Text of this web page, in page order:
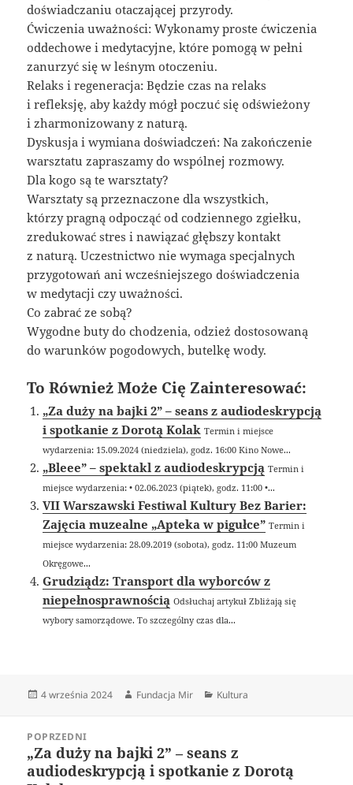
doświadczaniu otaczającej przyrody.
Ćwiczenia uważności: Wykonamy proste ćwiczenia
oddechowe i medytacyjne, które pomogą w pełni
zanurzyć się w leśnym otoczeniu.
Relaks i regeneracja: Będzie czas na relaks
i refleksję, aby każdy mógł poczuć się odświeżony
i zharmonizowany z naturą.
Dyskusja i wymiana doświadczeń: Na zakończenie
warsztatu zapraszamy do wspólnej rozmowy.
Dla kogo są te warsztaty?
Warsztaty są przeznaczone dla wszystkich,
którzy pragną odpocząć od codziennego zgiełku,
zredukować stres i nawiązać głębszy kontakt
z naturą. Uczestnictwo nie wymaga specjalnych
przygotowań ani wcześniejszego doświadczenia
w medytacji czy uważności.
Co zabrać ze sobą?
Wygodne buty do chodzenia, odzież dostosowaną
do warunków pogodowych, butelkę wody.
To Również Może Cię Zainteresować:
„Za duży na bajki 2” – seans z audiodeskrypcją
i spotkanie z Dorotą Kolak Termin i miejsce
wydarzenia: 15.09.2024 (niedziela), godz. 16:00 Kino Nowe...
„Bleee” – spektakl z audiodeskrypcją Termin i
miejsce wydarzenia: • 02.06.2023 (piątek), godz. 11:00 •...
VII Warszawski Festiwal Kultury Bez Barier:
Zajęcia muzealne „Apteka w pigułce” Termin i
miejsce wydarzenia: 28.09.2019 (sobota), godz. 11:00 Muzeum
Okręgowe...
Grudziądz: Transport dla wyborców z
niepełnosprawnością Odsłuchaj artykuł Zbliżają się
wybory samorządowe. To szczególny czas dla...
Data
4 września 2024 Autor
Fundacja Mir Kategorie
Kultura
wpisuPOPRZEDNI
Poprzedni
wpis:
„Za duży na bajki 2” – seans z
audiodeskrypcją i spotkanie z Dorotą